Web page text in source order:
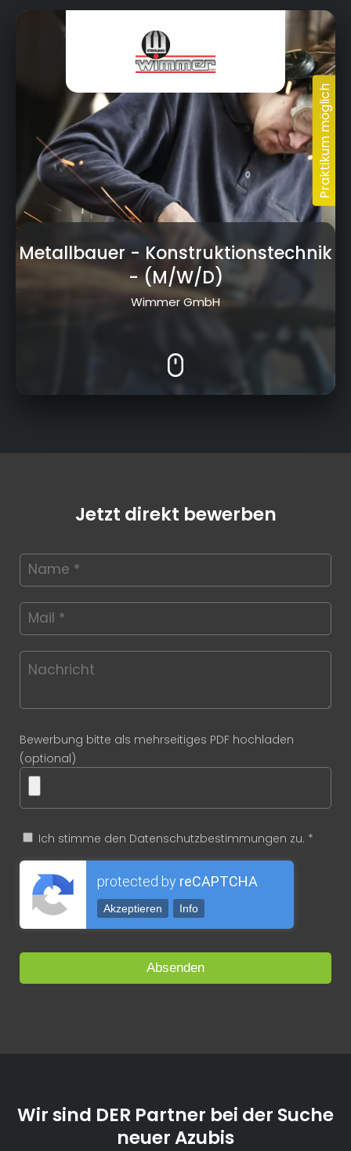
Metallbauer - Konstruktionstechnik
- (M/W/D)
Wimmer GmbH
Jetzt direkt bewerben
Bewerbung bitte als mehrseitiges PDF hochladen
(optional)
Ich stimme den Datenschutzbestimmungen zu. *
protected by reCAPTCHA
Akzeptieren Info
Wir sind DER Partner bei der Suche
neuer Azubis